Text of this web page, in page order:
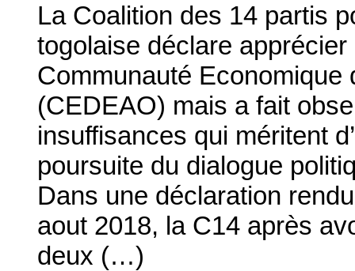
La Coalition des 14 partis
togolaise déclare
Communauté Economique
(CEDEAO) mais a fait
insuffisances qui méritent
poursuite du dialogue
Dans une déclaration
aout 2018, la C14 après
deux (…)